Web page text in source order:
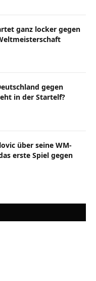
ganz locker gegen
gegen
in der Startelf?
über seine WM-
erste Spiel gegen